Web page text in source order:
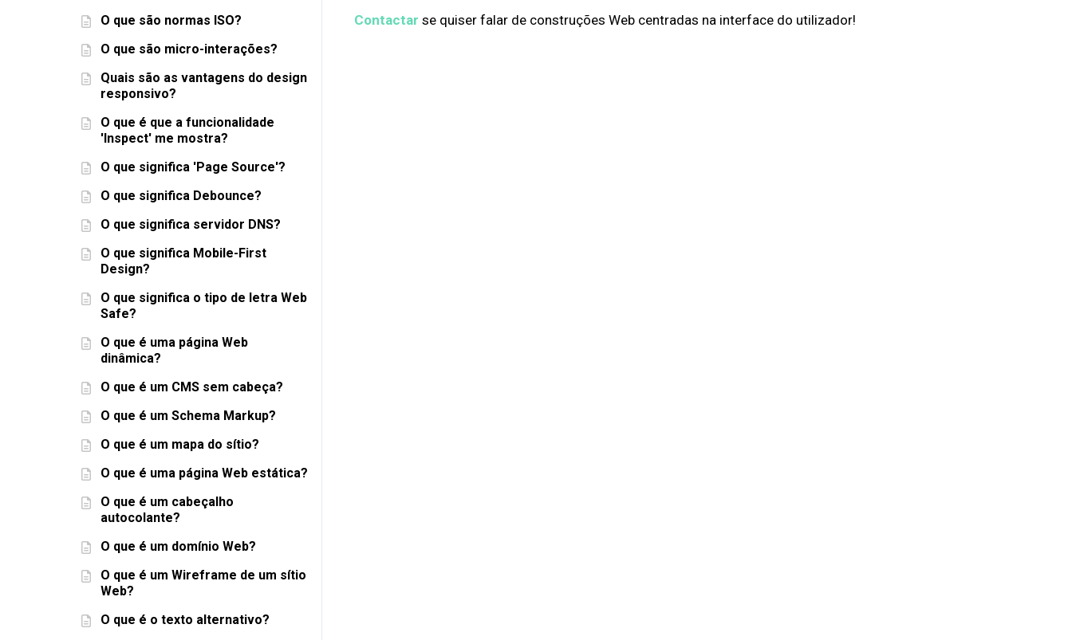
O que são normas ISO?
O que são micro-interações?
Quais são as vantagens do design
responsivo?
O que é que a funcionalidade
'Inspect' me mostra?
O que significa 'Page Source'?
O que significa Debounce?
O que significa servidor DNS?
O que significa Mobile-First
Design?
O que significa o tipo de letra Web
Safe?
O que é uma página Web
dinâmica?
O que é um CMS sem cabeça?
O que é um Schema Markup?
O que é um mapa do sítio?
O que é uma página Web estática?
O que é um cabeçalho
autocolante?
O que é um domínio Web?
O que é um Wireframe de um sítio
Web?
O que é o texto alternativo?
Contactar se quiser falar de construções Web centradas na interface do utilizador!